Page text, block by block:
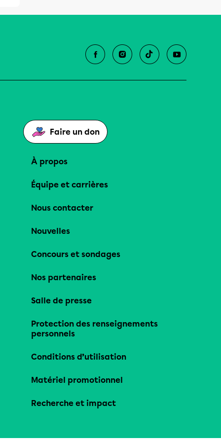
Faire un don
À propos
Équipe et carrières
Nous contacter
Nouvelles
Concours et sondages
Nos partenaires
Salle de presse
Protection des renseignements
personnels
Conditions d’utilisation
Matériel promotionnel
Recherche et impact